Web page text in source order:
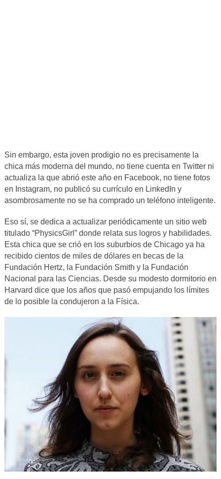
Sin embargo, esta joven prodigio no es precisamente la
chica más moderna del mundo, no tiene cuenta en Twitter ni
actualiza la que abrió este año en Facebook, no tiene fotos
en Instagram, no publicó su currículo en LinkedIn y
asombrosamente no se ha comprado un teléfono inteligente.
Eso sí, se dedica a actualizar periódicamente un sitio web
titulado “PhysicsGirl” donde relata sus logros y habilidades.
Esta chica que se crió en los suburbios de Chicago ya ha
recibido cientos de miles de dólares en becas de la
Fundación Hertz, la Fundación Smith y la Fundación
Nacional para las Ciencias. Desde su modesto dormitorio en
Harvard dice que los años que pasó empujando los límites
de lo posible la condujeron a la Física.